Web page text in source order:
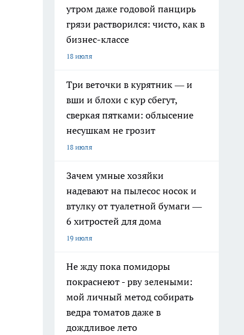
утром даже годовой панцирь
грязи растворился: чисто, как в
бизнес-классе
18 июля
Три веточки в курятник — и
вши и блохи с кур сбегут,
сверкая пятками: облысение
несушкам не грозит
18 июля
Зачем умные хозяйки
надевают на пылесос носок и
втулку от туалетной бумаги —
6 хитростей для дома
19 июля
Не жду пока помидоры
покраснеют - рву зелеными:
мой личный метод собирать
ведра томатов даже в
дождливое лето